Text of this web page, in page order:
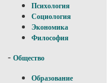
Психология
Социология
Экономика
Философия
- Общество
Образование